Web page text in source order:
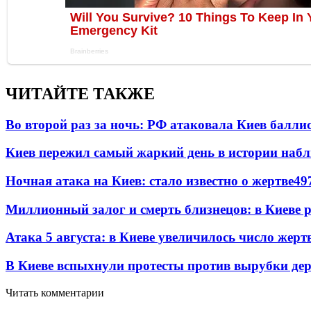
ЧИТАЙТЕ ТАКЖЕ
Во второй раз за ночь: РФ атаковала Киев
Киев пережил самый жаркий день в истории
Ночная атака на Киев: стало известно о жертве
Миллионный залог и смерть близнецов: в Киеве
Атака 5 августа: в Киеве увеличилось число
В Киеве вспыхнули протесты против вырубки
Читать комментарии